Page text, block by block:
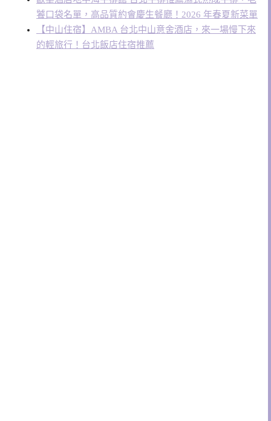
饕口袋名單，高品質約會慶生餐廳！2026 年春夏新菜單
【中山住宿】AMBA 台北中山意舍酒店，來一場慢下來
的輕旅行！台北飯店住宿推薦